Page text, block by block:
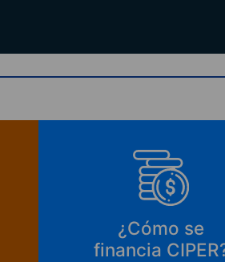
¿Cómo se
financia